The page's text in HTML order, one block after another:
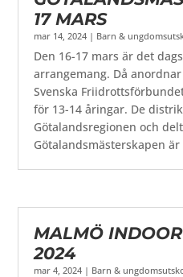
17 MARS
mar 14, 2024 | Barn &
Den 16-17 mars är det
arrangemang. Då
Svenska
för 13-14 åringar. De
Götalandsregionen och
Götalandsmästerskapen
MALMÖ
2024
mar 4, 2024 | Barn &